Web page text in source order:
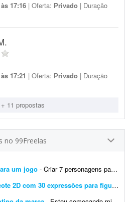
17:16 | Oferta: Privado | Duração
17:21 | Oferta: Privado | Duração
+ 11 propostas
no 99Freelas
um jogo - Criar 7 personagens para um jogo, em pixel art e assets para os 7 personagens (estilo caixa de dialogo como do stardew Valley)
Criar personagem/mascote 2D com 30 expressões para figurinhas de vídeo